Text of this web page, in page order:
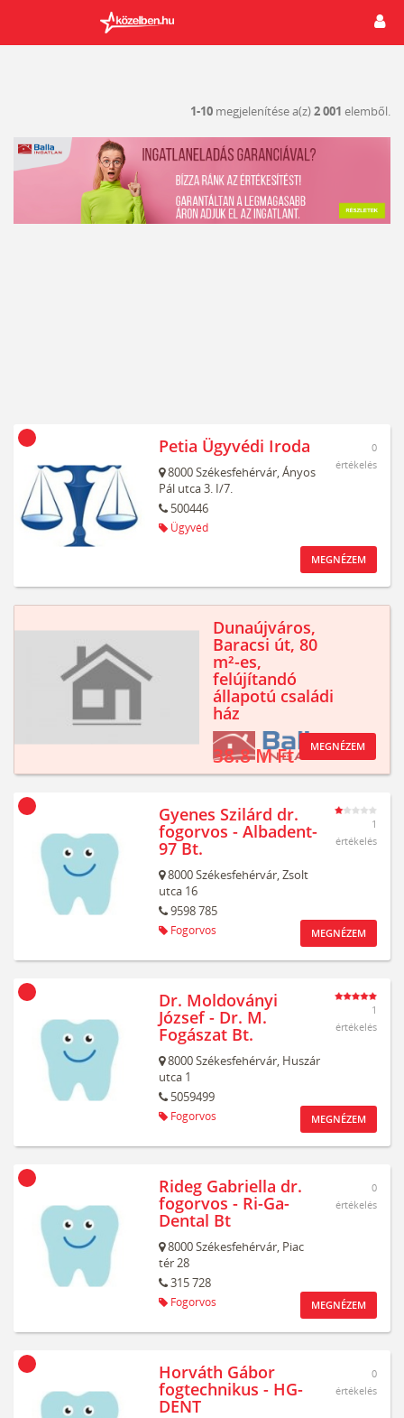
1-10 megjelenítése a(z)2 001 elemből.
Petia Ügyvédi Iroda
8000Székesfehérvár,Ányos
Pál utca 3. I/7.
500446
Ügyvéd
0
értékelés
MEGNÉZEM
Dunaújváros,
Baracsi út, 80
m²-es,
felújítandó
állapotú családi
ház
38.8 M Ft MEGNÉZEM
Gyenes Szilárd dr.
fogorvos - Albadent-
97 Bt.
8000Székesfehérvár,Zsolt
utca 16
9598 785
Fogorvos
1
értékelés
MEGNÉZEM
Dr. Moldoványi
József - Dr. M.
Fogászat Bt.
8000Székesfehérvár, Huszár
utca 1
5059499
Fogorvos
1
értékelés
MEGNÉZEM
Rideg Gabriella dr.
fogorvos - Ri-Ga-
Dental Bt
8000Székesfehérvár, Piac
tér 28
315 728
Fogorvos
0
értékelés
MEGNÉZEM
Horváth Gábor
fogtechnikus - HG-
DENT
0
értékelés